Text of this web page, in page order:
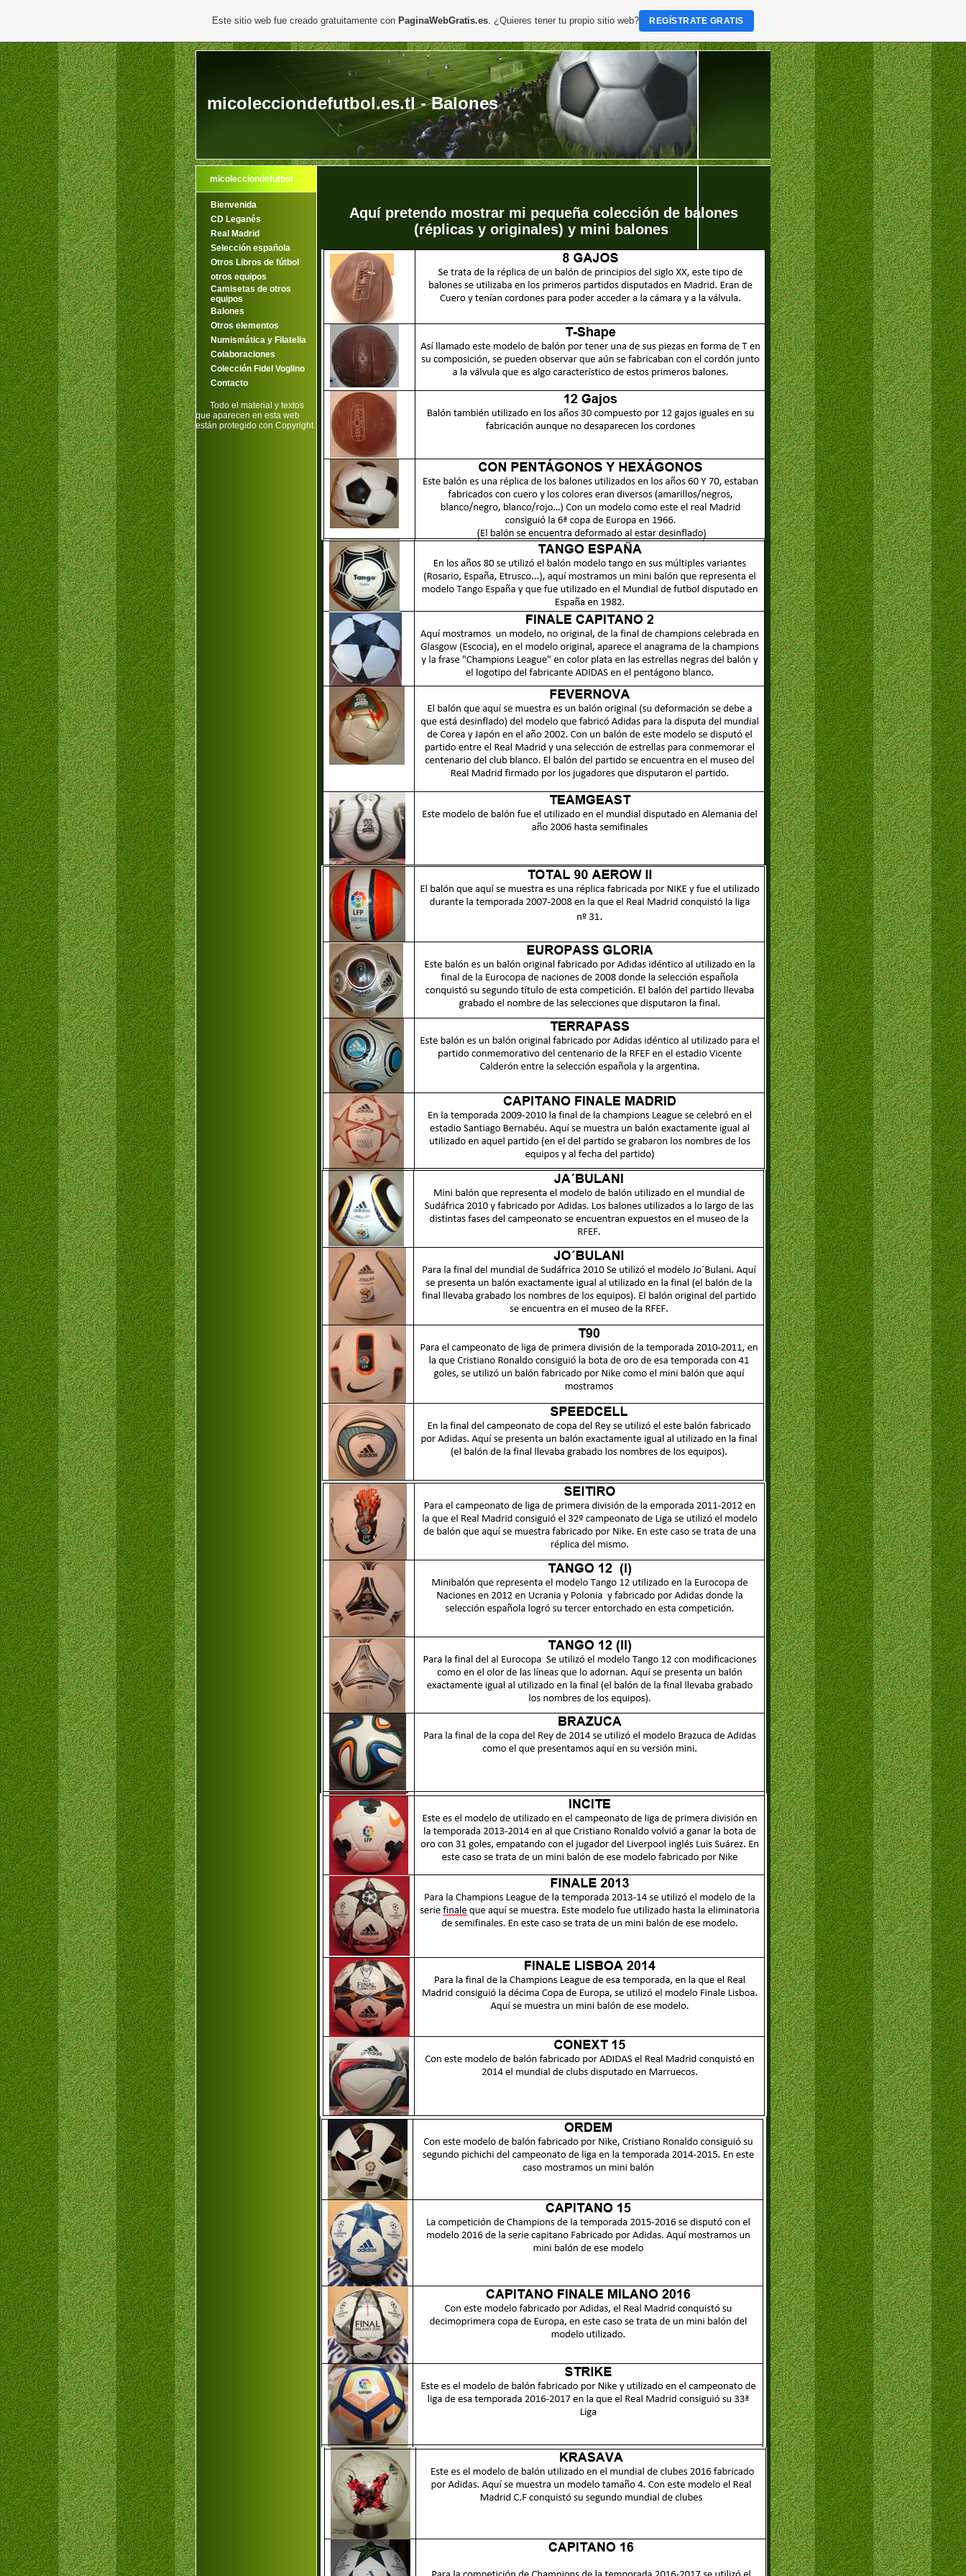
micolecciondefutbol.es.tl - Balones
micolecciondefutbol
Bienvenida
CD Leganés
Real Madrid
Selección española
Otros Libros de fútbol
otros equipos
Camisetas de otros
equipos
Balones
Otros elementos
Numismática y Filatelia
Colaboraciones
Colección Fidel Voglino
Contacto
Todo el material y textos
que aparecen en esta web
están protegido con Copyright.
Aquí pretendo mostrar mi pequeña colección de balones
(réplicas y originales) y mini balones
Este sitio web fue creado gratuitamente con PaginaWebGratis.es. ¿Quieres tener tu propio sitio web? REGÍSTRATE GRATIS